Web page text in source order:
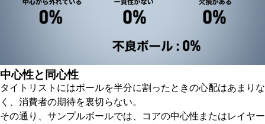
中心性と同心性
タイトリストにはボールを半分に割ったときの心配はあまりな
く、消費者の期待を裏切らない。
その通り、サンプルボールでは、コアの中心性またはレイヤー